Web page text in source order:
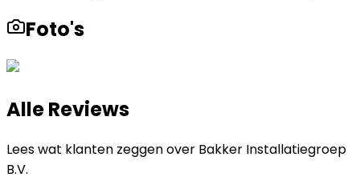
Foto's
Alle Reviews
Lees wat klanten zeggen over Bakker Installatiegroep
B.V.